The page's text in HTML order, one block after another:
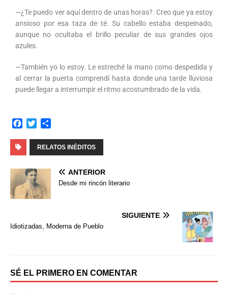
—¿Te puedo ver aquí dentro de unas horas?. Creo que ya estoy
ansioso por esa taza de té. Su cabello estaba despeinado,
aunque no ocultaba el brillo peculiar de sus grandes ojos
azules.
—También yo lo estoy. Le estreché la mano como despedida y
al cerrar la puerta comprendí hasta donde una tarde lluviosa
puede llegar a interrumpir el ritmo acostumbrado de la vida.
e
o
o
k
i
t
e
r
m
p
RELATOS INÉDITOS
ANTERIOR
Desde mi rincón literario
SIGUIENTE
Idiotizadas, Moderna de Pueblo
SÉ EL PRIMERO EN COMENTAR